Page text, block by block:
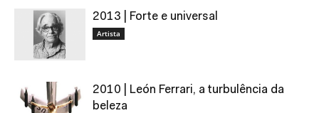
2013 | Forte e universal
Artista
2010 | León Ferrari, a turbulência da
beleza